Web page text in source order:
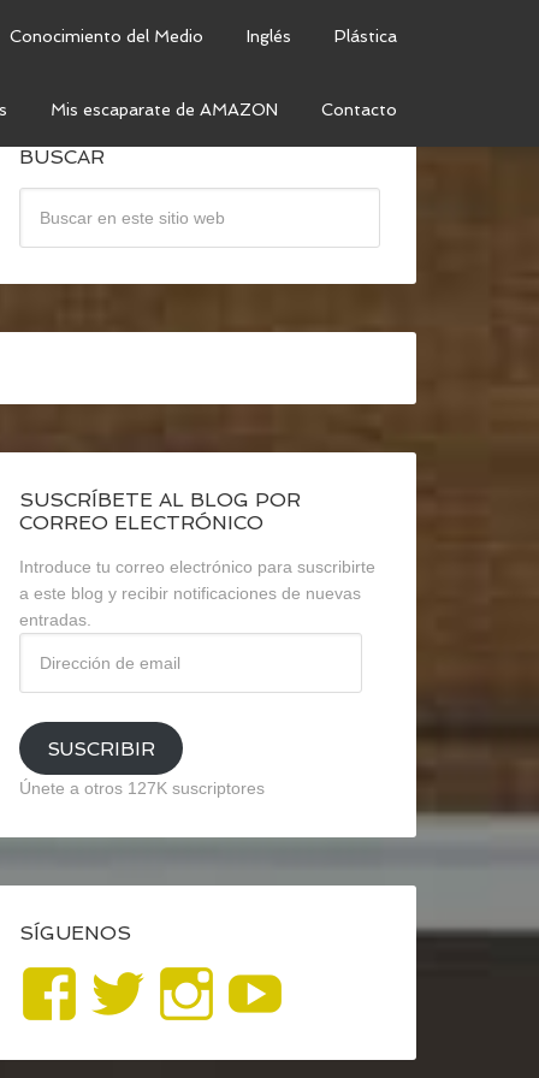
Conocimiento del Medio Inglés Plástica
Mis escaparate de AMAZON Contacto
BUSCAR
SUSCRÍBETE AL BLOG POR
CORREO ELECTRÓNICO
Introduce tu correo electrónico para suscribirte
a este blog y recibir notificaciones de nuevas
entradas.
email
SUSCRIBIR
Únete a otros 127K suscriptores
SÍGUENOS
Ver
perfil
Ver
perfil
Ver
perfil